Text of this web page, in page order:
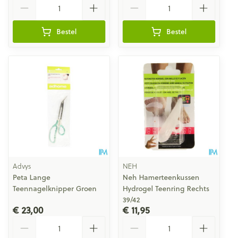
Bestel Bestel
Advys
Peta Lange
Teennagelknipper Groen
€ 23,00
NEH
Neh Hamerteenkussen
Hydrogel Teenring Rechts
39/42
€ 11,95